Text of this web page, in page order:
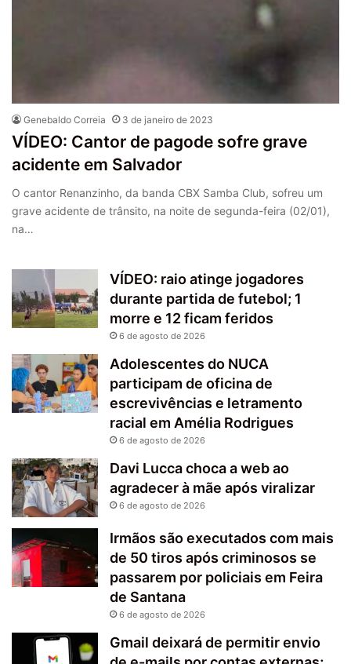
Genebaldo Correia 3 de janeiro de 2023
VÍDEO: Cantor de pagode sofre grave
acidente em Salvador
O cantor Renanzinho, da banda CBX Samba Club, sofreu um
grave acidente de trânsito, na noite de segunda-feira (02/01),
na…
VÍDEO: raio atinge jogadores
durante partida de futebol; 1
morre e 12 ficam feridos
6 de agosto de 2026
Adolescentes do NUCA
participam de oficina de
escrevivências e letramento
racial em Amélia Rodrigues
6 de agosto de 2026
Davi Lucca choca a web ao
agradecer à mãe após viralizar
6 de agosto de 2026
Irmãos são executados com mais
de 50 tiros após criminosos se
passarem por policiais em Feira
de Santana
6 de agosto de 2026
Gmail deixará de permitir envio